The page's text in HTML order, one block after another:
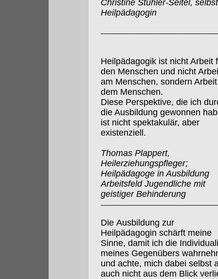
Christine Stuhler-Seitel,
Heilpädagogin
Heilpädagogik ist nicht Arbeit
den Menschen und nicht
am Menschen, sondern
dem Menschen.
Diese Perspektive, die ich
die Ausbildung gewonnen
ist nicht spektakulär, aber
existenziell.
Thomas Plappert,
Heilerziehungspfleger;
Heilpädagoge in Ausbildung
Arbeitsfeld Jugendliche mit
geistiger Behinderung
Die Ausbildung zur
Heilpädagogin schärft meine
Sinne, damit ich die
meines Gegenübers
und achte, mich dabei selbst
auch nicht aus dem Blick